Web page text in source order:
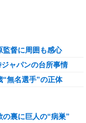
監督に周囲も感心
ャパンの台所事情
“無名選手”の正体
裏に巨人の“病巣”